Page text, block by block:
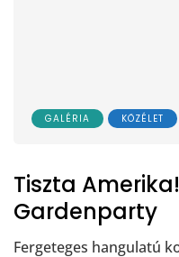
GALÉRIA KÖZÉLET
Tiszta
Gardenparty
Fergeteges hangulatú